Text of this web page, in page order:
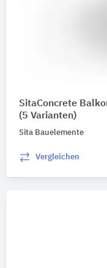
SitaConcrete
(5 Varianten)
Sita Bauelemente
Vergleichen